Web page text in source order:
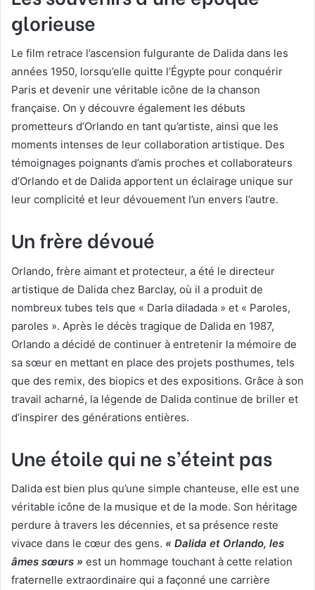
glorieuse
Le film retrace l’ascension fulgurante de Dalida dans les
années 1950, lorsqu’elle quitte l’Égypte pour conquérir
Paris et devenir une véritable icône de la chanson
française. On y découvre également les débuts
prometteurs d’Orlando en tant qu’artiste, ainsi que les
moments intenses de leur collaboration artistique. Des
témoignages poignants d’amis proches et collaborateurs
d’Orlando et de Dalida apportent un éclairage unique sur
leur complicité et leur dévouement l’un envers l’autre.
Un frère dévoué
Orlando, frère aimant et protecteur, a été le directeur
artistique de Dalida chez Barclay, où il a produit de
nombreux tubes tels que « Darla diladada » et « Paroles,
paroles ». Après le décès tragique de Dalida en 1987,
Orlando a décidé de continuer à entretenir la mémoire de
sa sœur en mettant en place des projets posthumes, tels
que des remix, des biopics et des expositions. Grâce à son
travail acharné, la légende de Dalida continue de briller et
d’inspirer des générations entières.
Une étoile qui ne s’éteint pas
Dalida est bien plus qu’une simple chanteuse, elle est une
véritable icône de la musique et de la mode. Son héritage
perdure à travers les décennies, et sa présence reste
vivace dans le cœur des gens. « Dalida et Orlando, les
âmes sœurs » est un hommage touchant à cette relation
fraternelle extraordinaire qui a façonné une carrière